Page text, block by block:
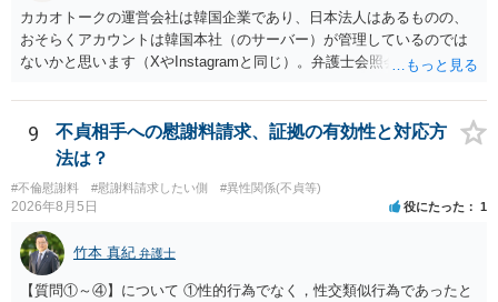
近くの弁護士に直接相談されて、今後の対応についてアドバイスを求
めることをおすすめいたします。 ご参考にしていただけますと幸いで
す。
カカオトークの運営会社は韓国企業であり、日本法人はあるものの、
おそらくアカウントは韓国本社（のサーバー）が管理しているのでは
ないかと思います（XやInstagramと同じ）。弁護士会照会は日本法に
対する照会は基本的にできないと解されています（弁護士会によって
は例外的に認める扱いもありますが、かなり限定されているので一般
的ではないでしょう）。もし韓国本社がアカウント管理をしているな
ら、日本法人へ送っても「ウチでは管理していない」という回答にな
ります。 個人で直接他人のID情報の開示を求めても拒否されるでしょ
う。
9
不貞相手への慰謝料請求、証拠の有効性と対応方
法は？
#不倫慰謝料 #慰謝料請求したい側 #異性関係(不貞等)
2026年8月5日 役にたった 1
竹本 真紀 弁護士
【質問①～④】について ①性的行為でなく，性交類似行為であったと